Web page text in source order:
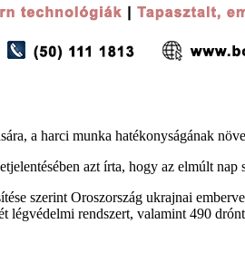
a harci munka hatékonyságának
azt írta, hogy az elmúlt
szerint Oroszország ukrajnai
légvédelmi rendszert, valamint 490